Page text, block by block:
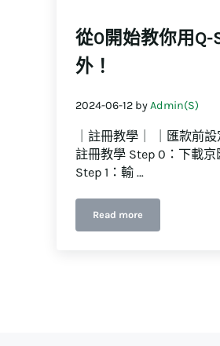
從0開始教你用Q-
外！
2024-06-12 byAdmin(S)
｜註冊教學｜ ｜匯款前
註冊教學 Step 0：下載京
Step 1：輸 …
Read more從0開始教你用Q-Send